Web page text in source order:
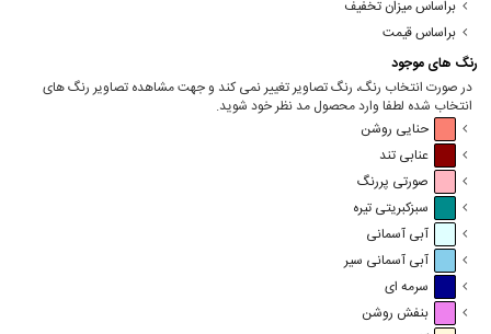
براساس میزان تخفیف
براساس قیمت
رنگ های موجود
در صورت انتخاب رنگ، رنگ تصاویر تغییر نمی کند و جهت مشاهده تصاویر رنگ های
انتخاب شده لطفا وارد محصول مد نظر خود شوید.
حنایی روشن
عنابی تند
صورتی پررنگ
سبزکبریتی تیره
آبی آسمانی
آبی آسمانی سیر
سرمه ای
بنفش روشن